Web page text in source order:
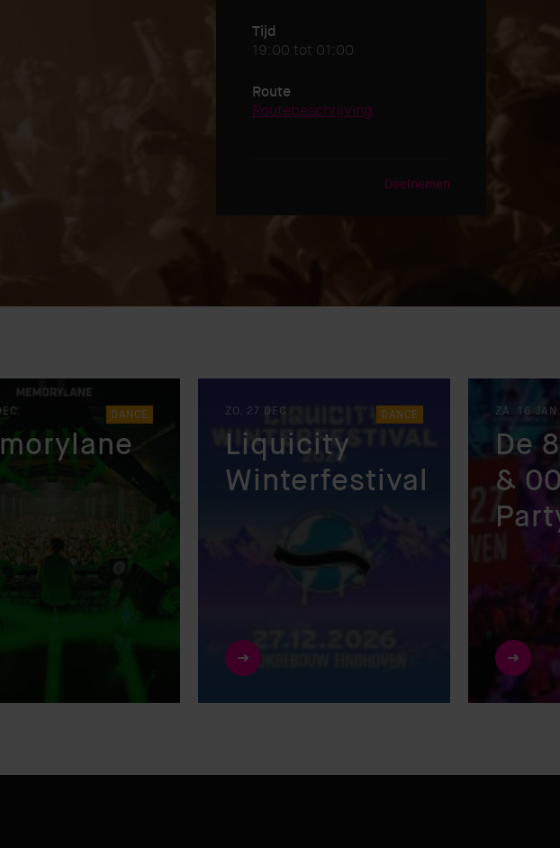
Tijd
19:00 tot 01:00
Route
Routebeschrijving
Deelnemen
DANCE DANCE
ZO. 27 DEC.
Liquicity
Winterfestival
ZA. 16
De
&